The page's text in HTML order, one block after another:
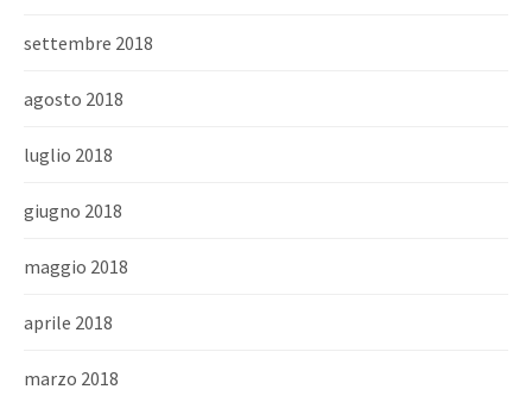
settembre 2018
agosto 2018
luglio 2018
giugno 2018
maggio 2018
aprile 2018
marzo 2018